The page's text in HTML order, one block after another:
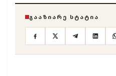
ᲒᲐᲐᲖᲘᲐᲠᲔ ᲡᲢᲐᲢᲘᲐ